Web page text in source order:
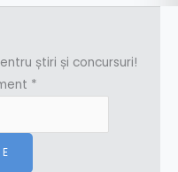
știri și concursuri!
*